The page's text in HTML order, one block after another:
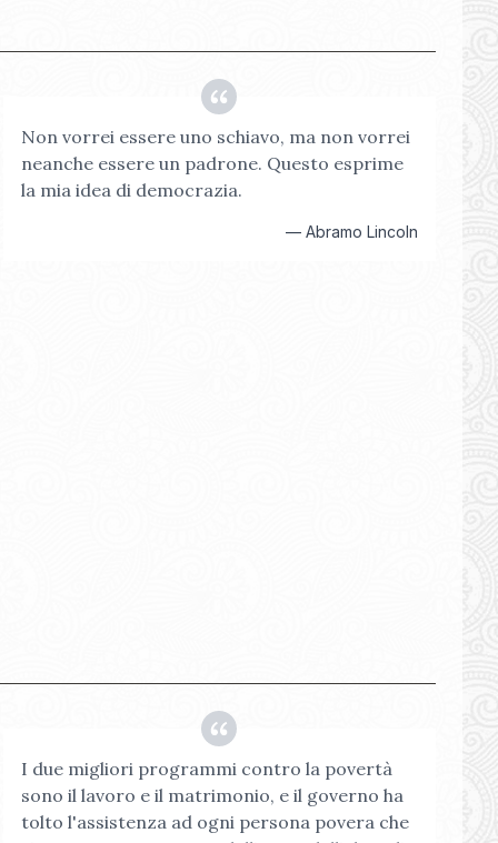
Non vorrei essere uno schiavo, ma non vorrei
neanche essere un padrone. Questo esprime
la mia idea di democrazia.
— Abramo Lincoln
I due migliori programmi contro la povertà
sono il lavoro e il matrimonio, e il governo ha
tolto l'assistenza ad ogni persona povera che